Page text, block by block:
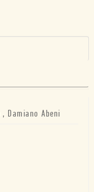
, Damiano Abeni